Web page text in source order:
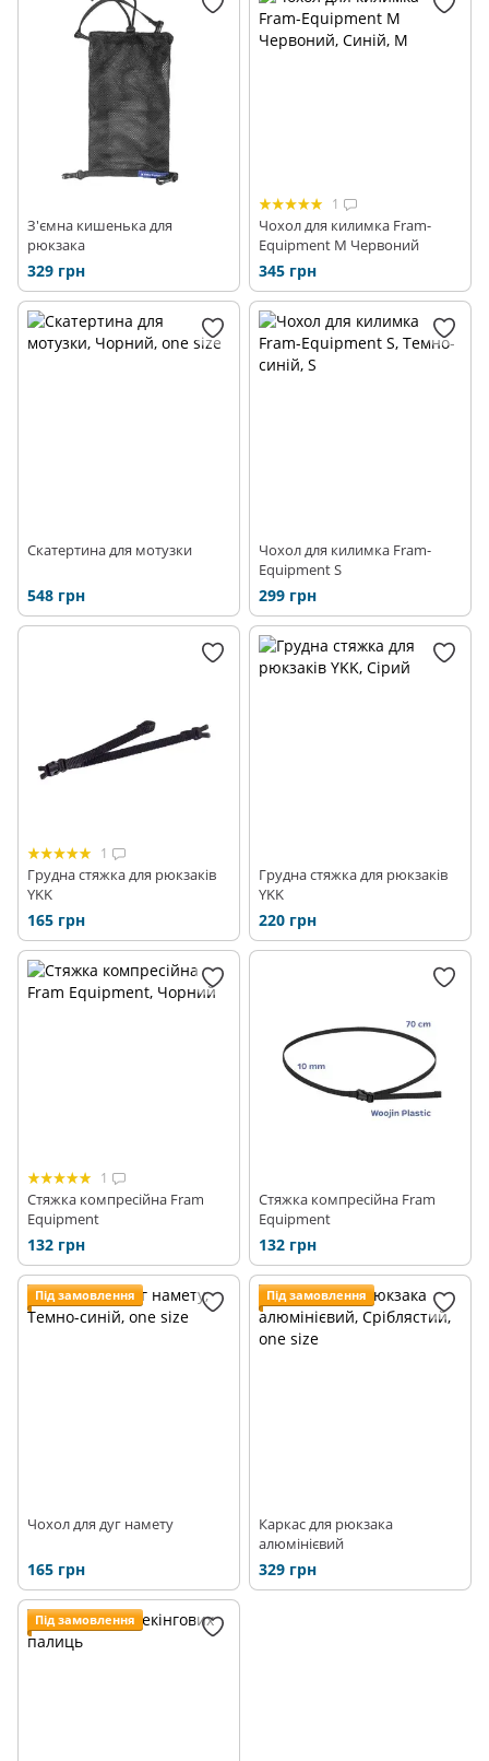
З'ємна кишенька для
рюкзака
329 грн
1
Чохол для килимка Fram-
Equipment M Червоний
345 грн
Скатертина для мотузки
548 грн
Чохол для килимка Fram-
Equipment S
299 грн
1
Грудна стяжка для рюкзаків
YKK
165 грн
Грудна стяжка для рюкзаків
YKK
220 грн
1
Стяжка компресійна Fram
Equipment
132 грн
Стяжка компресійна Fram
Equipment
132 грн
Під замовлення
Чохол для дуг намету
165 грн
Під замовлення
Каркас для рюкзака
алюмінієвий
329 грн
Під замовлення